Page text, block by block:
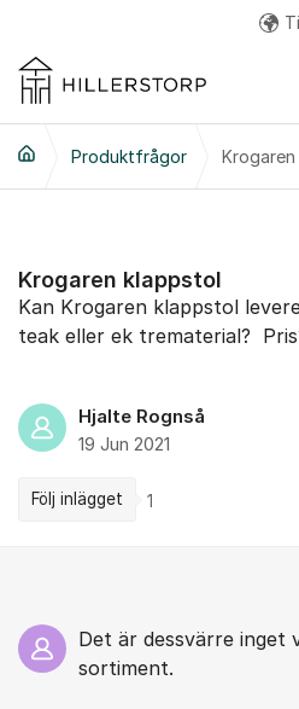
Produktfrågor
Krogaren klappstol
Kan Krogaren klappstol
teak eller ek trematerial?
Hjalte Rognså
19 Jun 2021
Följ inlägget 1
Det är dessvärre inget
sortiment.